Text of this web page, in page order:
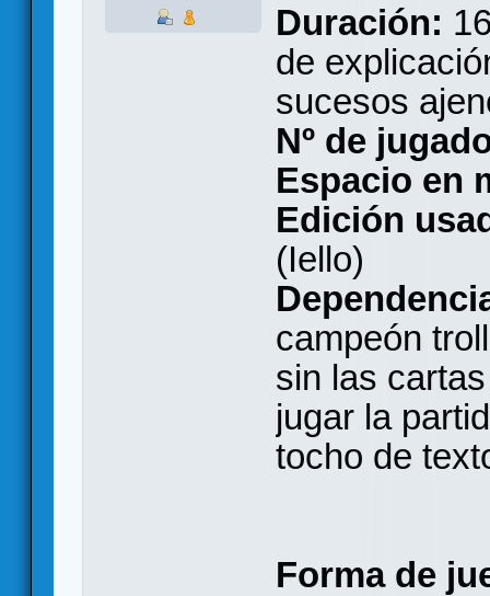
Duración:
de
sucesos
Nº de
Espacio en
Edición
(Iello)
campeón
sin las
jugar la
tocho de
Forma de